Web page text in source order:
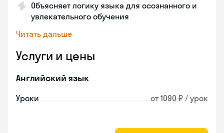
Объясняет логику языка для осознанного и
увлекательного обучения
Читать дальше
Услуги и цены
Английский язык
Уроки от 1090 ₽ / урок